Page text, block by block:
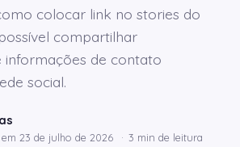
colocar link no stories do
compartilhar
informações de contato
social.
23 de julho de 2026 · 3 min de leitura